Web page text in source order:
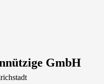
GmbH